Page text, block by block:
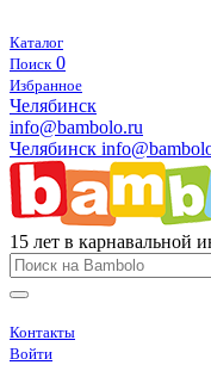
Каталог
Поиск 0
Избранное
Челябинск
info@bambolo.ru
Челябинск
15 лет в карнавальной
Контакты
Войти